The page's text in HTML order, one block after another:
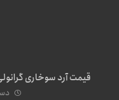
قیمت آرد سوخاری گرانولی نارنجی آینز